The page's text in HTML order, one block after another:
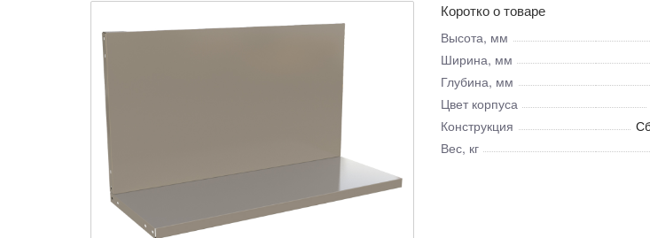
Коротко о товаре
Высота, мм
Ширина, мм
Глубина, мм
Цвет корпуса
Конструкция
Вес, кг